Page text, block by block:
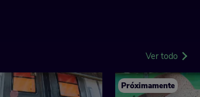
Ver todo
Próximamente